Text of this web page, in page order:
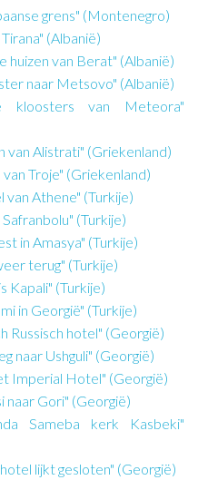
grens" (Montenegro)
(Albanië)
huizen van Berat" (Albanië)
naar Metsovo" (Albanië)
van Meteora"
van Alistrati" (Griekenland)
Troje" (Griekenland)
van Athene" (Turkije)
(Turkije)
in Amasya" (Turkije)
terug" (Turkije)
(Turkije)
in Georgië" (Turkije)
Russisch hotel" (Georgië)
naar Ushguli" (Georgië)
Imperial Hotel" (Georgië)
naar Gori" (Georgië)
Sameba kerk Kasbeki"
lijkt gesloten" (Georgië)